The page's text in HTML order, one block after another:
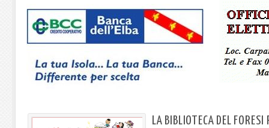
LA BIBLIOTECA DEL FORESI